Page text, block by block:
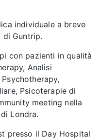
individuale a breve
di Guntrip.
con pazienti in qualità
Analisi
Psicoterapie di
meeting nella
Londra.
presso il Day Hospital